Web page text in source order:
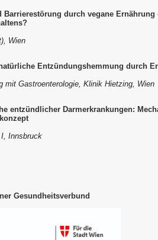
Barrierestörung durch vegane Ernährung
Wien
Entzündungshemmung durch
mit Gastroenterologie, Klinik Hietzing, Wien
entzündlicher Darmerkrankungen:
Innsbruck
Gesundheitsverbund